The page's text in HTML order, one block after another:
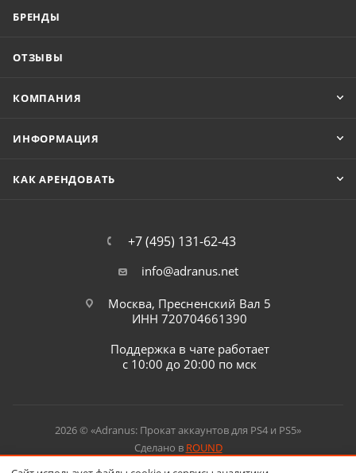
БРЕНДЫ
ОТЗЫВЫ
КОМПАНИЯ
ИНФОРМАЦИЯ
КАК АРЕНДОВАТЬ
+7 (495) 131-62-43
info@adranus.net
Москва, Пресненский Вал 5
ИНН 720704661390
Поддержка в чате работает
с 10:00 до 20:00 по мск
2026 © «Adranus: Прокат аккаунтов для PS4 и PS5»
Сделано в ROUND